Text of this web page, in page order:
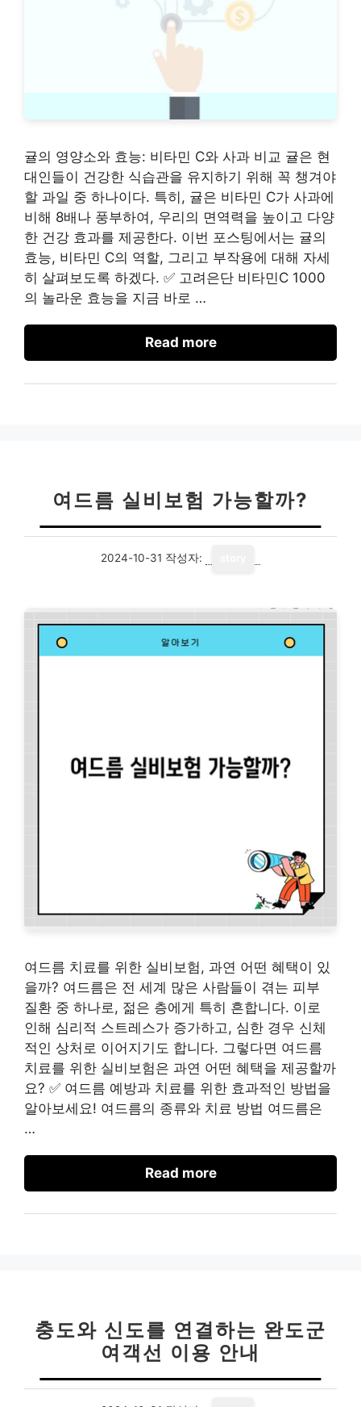
귤의 영양소와 효능: 비타민 C와 사과 비교 귤은 현
대인들이 건강한 식습관을 유지하기 위해 꼭 챙겨야
할 과일 중 하나이다. 특히, 귤은 비타민 C가 사과에
비해 8배나 풍부하여, 우리의 면역력을 높이고 다양
한 건강 효과를 제공한다. 이번 포스팅에서는 귤의
효능, 비타민 C의 역할, 그리고 부작용에 대해 자세
히 살펴보도록 하겠다. ✅ 고려은단 비타민C 1000
의 놀라운 효능을 지금 바로 …
Read more
여드름 실비보험 가능할까?
2024-10-31 작성자:
여드름 치료를 위한 실비보험, 과연 어떤 혜택이 있
을까? 여드름은 전 세계 많은 사람들이 겪는 피부
질환 중 하나로, 젊은 층에게 특히 흔합니다. 이로
인해 심리적 스트레스가 증가하고, 심한 경우 신체
적인 상처로 이어지기도 합니다. 그렇다면 여드름
치료를 위한 실비보험은 과연 어떤 혜택을 제공할까
요? ✅ 여드름 예방과 치료를 위한 효과적인 방법을
알아보세요! 여드름의 종류와 치료 방법 여드름은
…
Read more
충도와 신도를 연결하는 완도군
여객선 이용 안내